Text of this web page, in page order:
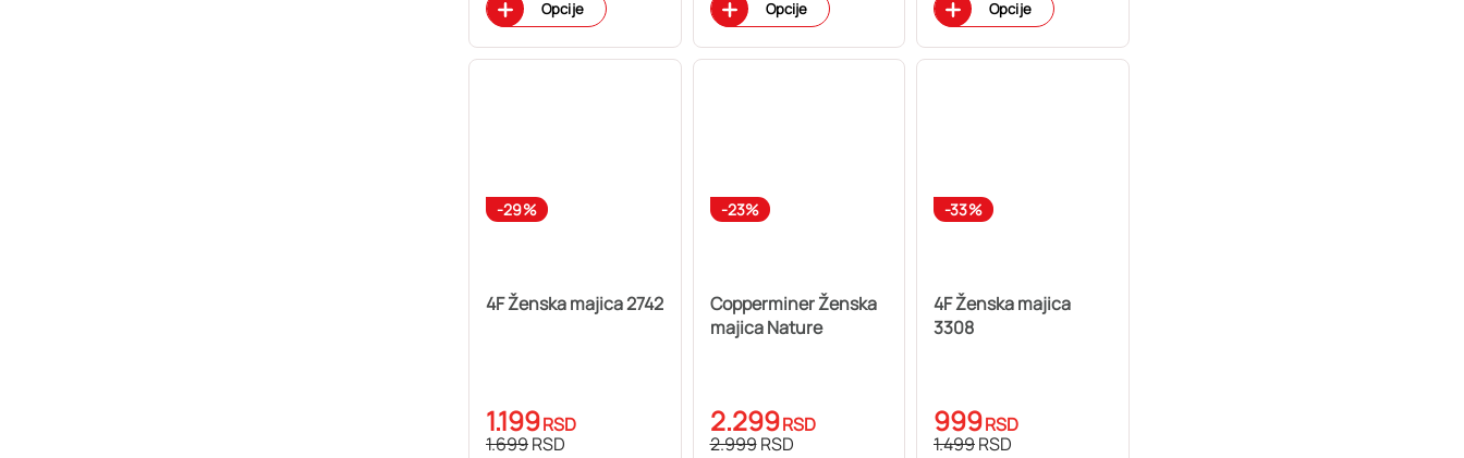
Opcije
Opcije
Opcije
-29%
4F Ženska majica 2742
1.199RSD
1.699RSD
-23%
Copperminer Ženska
majica Nature
2.299RSD
2.999RSD
-33%
4F Ženska majica
3308
999RSD
1.499RSD